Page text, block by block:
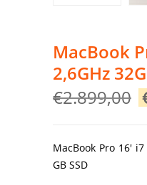
MacBook
2,6GHz
€2.899,00
MacBook Pro 16′
GB SSD